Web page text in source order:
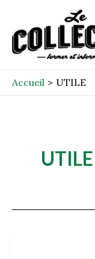
contenu
Accueil UTILE
UTILE